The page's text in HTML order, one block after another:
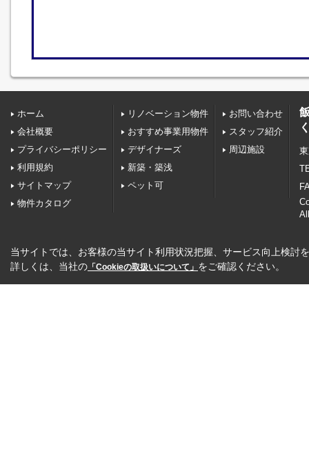
ホーム
会社概要
プライバシーポリシー
利用規約
サイトマップ
物件カタログ
リノベーション物件
おすすめ事業用物件
デザイナーズ
新築・築浅
ペット可
お問い合わせ
スタッフ紹介
周辺施設
当サイトでは、お客様の当サイト利用状況把握、サービス向上検討
詳しくは、当社の 「Cookieの取扱いについて」 をご確認ください。